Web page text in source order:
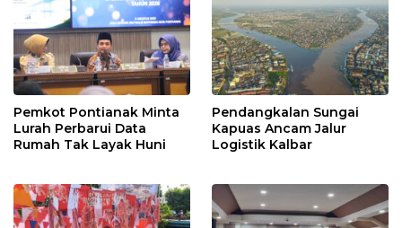
Pemkot Pontianak Minta
Lurah Perbarui Data
Rumah Tak Layak Huni
Pendangkalan Sungai
Kapuas Ancam Jalur
Logistik Kalbar